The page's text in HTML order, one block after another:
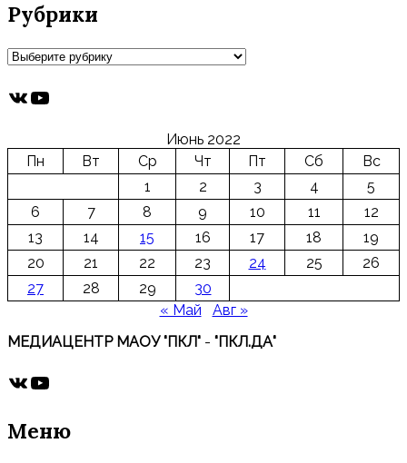
Рубрики
Рубрики
ВКонтакте
YouTube
Июнь 2022
Пн
Вт Ср Чт Пт Сб
Вс
1
2 3 4
5
6
7 8 9 10 11
12
13
14 15 16 17 18
19
20
21 22 23 24 25
26
27
28 29
30
« Май
Авг »
МЕДИАЦЕНТР МАОУ "ПКЛ" - "ПКЛ.ДА"
ВКонтакте
YouTube
Меню